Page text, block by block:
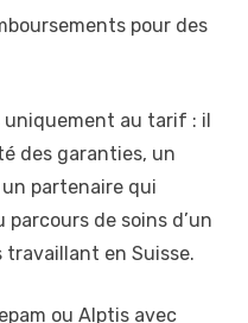
pour des
uniquement au tarif : il
des garanties, un
partenaire qui
de soins d’un
en Suisse.
ou Alptis avec